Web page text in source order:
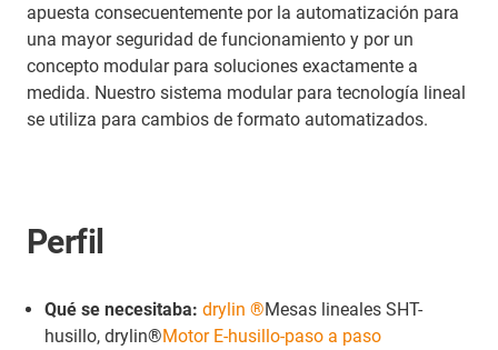
apuesta consecuentemente por la automatización para
una mayor seguridad de funcionamiento y por un
concepto modular para soluciones exactamente a
medida. Nuestro sistema modular para tecnología lineal
se utiliza para cambios de formato automatizados.
Perfil
Qué se necesitaba: drylin ®Mesas lineales SHT-
husillo, drylin®Motor E-husillo-paso a paso